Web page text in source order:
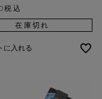
税込
在庫切れ
に入れる